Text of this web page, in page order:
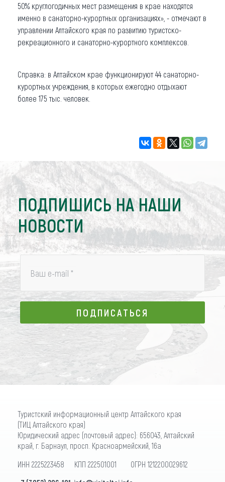
50% круглогодичных мест размещения в крае находятся
именно в санаторно-курортных организациях», - отмечают в
управлении Алтайского края по развитию туристско-
рекреационного и санаторно-курортного комплексов.
Справка: в Алтайском крае функционируют 44 санаторно-
курортных учреждения, в которых ежегодно отдыхают
более 175 тыс. человек.
ПОДПИШИСЬ НА НАШИ
НОВОСТИ
Ваш e-mail *
ПОДПИСАТЬСЯ
ПОДПИСАТЬСЯ
Туристский информационный центр Алтайского края
(ТИЦ Алтайского края)
Юридический адрес (почтовый адрес): 656043, Алтайский
край, г. Барнаул, просп. Красноармейский, 16а
ИНН 2225223458 КПП 222501001 ОГРН 1212200029612